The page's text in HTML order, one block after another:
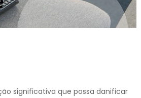
significativa que possa danificar